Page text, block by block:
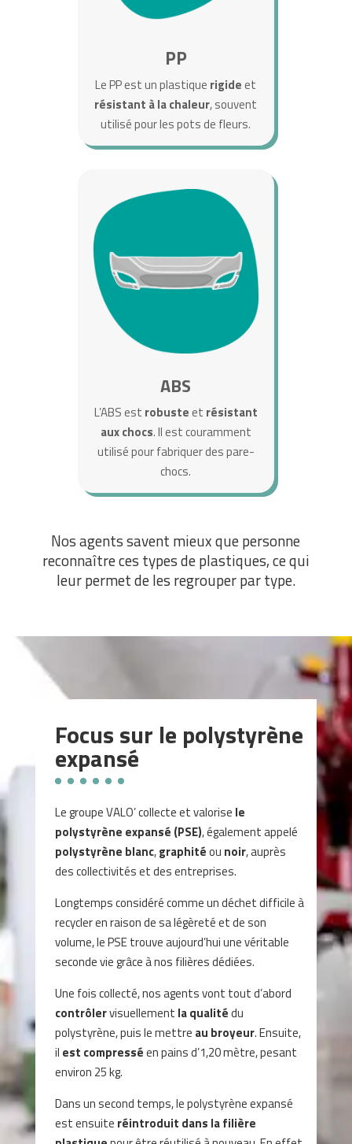
PP
Le PP est un plastique rigideet
résistant à la chaleur, souvent
utilisé pour les pots de fleurs.
ABS
L’ABS est robusteet résistant
aux chocs. Il est couramment
utilisé pour fabriquer des pare-
chocs.
Nos agents savent mieux que personne
reconnaître ces types de plastiques, ce qui
leur permet de les regrouper par type.
Focus sur le polystyrène
expansé
Le groupe VALO’ collecte et valorise le
polystyrène expansé (PSE), également appelé
polystyrène blanc,graphitéou noir, auprès
des collectivités et des entreprises.
Longtemps considéré comme un déchet difficile à
recycler en raison de sa légèreté et de son
volume, le PSE trouve aujourd’hui une véritable
seconde vie grâce à nos filières dédiées.
Une fois collecté, nos agents vont tout d’abord
contrôlervisuellement la qualitédu
polystyrène, puis le mettre au broyeur. Ensuite,
il est compresséen pains d’1,20 mètre, pesant
environ 25 kg.
Dans un second temps, le polystyrène expansé
est ensuite réintroduit dans la filière